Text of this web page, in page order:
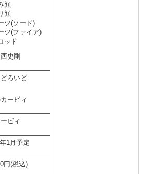
顔
顔
ツ(ソード)
ツ(ファイア)
ッド
史剛
ろいど
ービィ
ビィ
1月予定
円(税込)